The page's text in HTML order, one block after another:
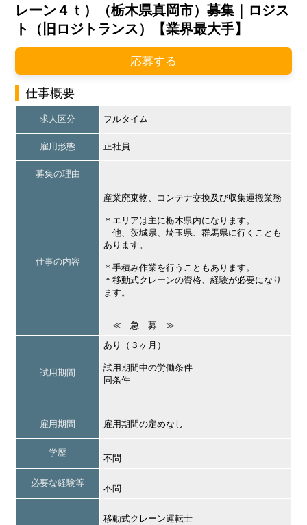
レーン４ｔ）（栃木県真岡市）募集｜ロジス
ト（旧ロジトランス）【業界最大手】
応募する
仕事概要
求人区分 フルタイム
雇用形態 正社員
募集の理由
仕事の内容
産業廃棄物、コンテナ交換及び収集運搬業務
＊エリアは主に栃木県内になります。
他、茨城県、埼玉県、群馬県に行くことも
あります。
＊手積み作業を行うこともあります。
＊移動式クレーンの資格、経験が必要になり
ます。
≪ 急 募 ≫
試用期間
あり（３ヶ月）
試用期間中の労働条件
同条件
雇用期間 雇用期間の定めなし
学歴
不問
必要な経験等
不問
移動式クレーン運転士